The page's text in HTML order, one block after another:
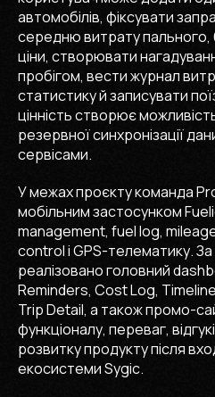
автомобілів, фіксувати
середню витрату пального,
ціни, створювати
пробігом, вести журнал
статистику й записувати
цінність створює
резервної синхронізації
сервісами.
У межах проєкту команда
мобільним застосунком
management, fuel log,
control і GPS-телематику.
реалізовано головний
Reminders, Cost Log,
Trip Detail, а також промо-
функціоналу, переваг,
розвитку продукту після
екосистеми Sygic.